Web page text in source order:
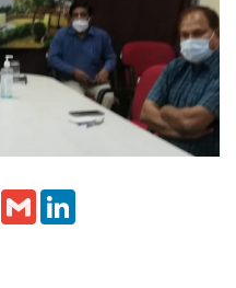
Message
Gmail